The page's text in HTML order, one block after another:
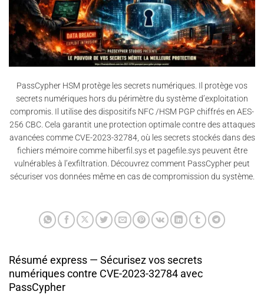
PassCypher HSM protège les secrets numériques. Il protège vos
secrets numériques hors du périmètre du système d’exploitation
compromis. Il utilise des dispositifs NFC /HSM PGP chiffrés en AES-
256 CBC. Cela garantit une protection optimale contre des attaques
avancées comme CVE-2023-32784, où les secrets stockés dans des
fichiers mémoire comme hiberfil.sys et pagefile.sys peuvent être
vulnérables à l’exfiltration. Découvrez comment PassCypher peut
sécuriser vos données même en cas de compromission du système.
Résumé express — Sécurisez vos secrets
numériques contre CVE-2023-32784 avec
PassCypher